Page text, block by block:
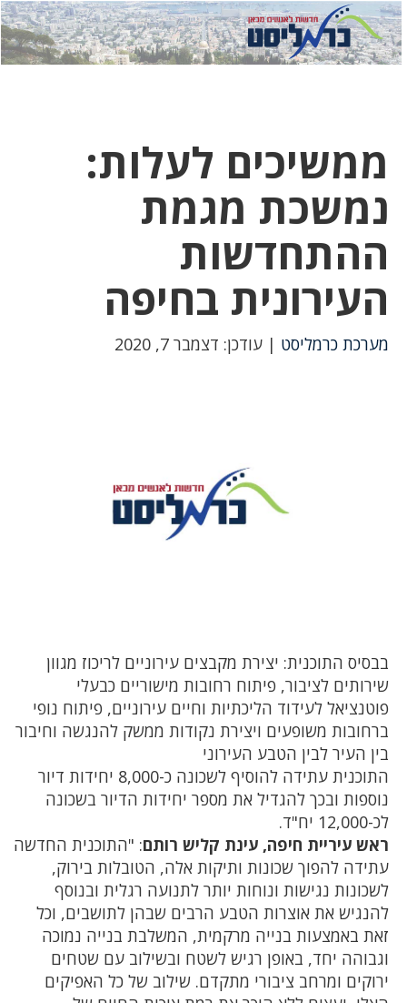
לחץ
כאן
לחץ
כדי
ממשיכים לעלות:
נמשכת מגמת
ההתחדשות
העירונית בחיפה
מערכת כרמליסט | עודכן: דצמבר 7, 2020
בבסיס התוכנית: יצירת מקבצים עירוניים לריכוז מגוון
שירותים לציבור, פיתוח רחובות מישוריים כבעלי
פוטנציאל לעידוד הליכתיות וחיים עירוניים, פיתוח נופי
ברחובות משופעים ויצירת נקודות ממשק להנגשה וחיבור
בין העיר לבין הטבע העירוני
התוכנית עתידה להוסיף לשכונה כ-8,000 יחידות דיור
נוספות ובכך להגדיל את מספר יחידות הדיור בשכונה
לכ-12,000 יח"ד.
ראש עיריית חיפה, עינת קליש רותם: "התוכנית החדשה
עתידה להפוך שכונות ותיקות אלה, הטובלות בירוק,
לשכונות נגישות ונוחות יותר לתנועה רגלית ובנוסף
להנגיש את אוצרות הטבע הרבים שבהן לתושבים, וכל
זאת באמצעות בנייה מרקמית, המשלבת בנייה נמוכה
וגבוהה יחד, באופן רגיש לשטח ובשילוב עם שטחים
ירוקים ומרחב ציבורי מתקדם. שילוב של כל האפיקים